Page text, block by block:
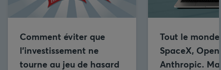
Comment éviter que
l’investissement ne
tourne au jeu de hasard
Tout le
SpaceX,
Anthropic.